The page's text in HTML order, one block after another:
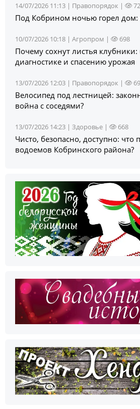
14/07/2026 11:13 | Правопорядок |
Под Кобрином ночью горел дом:
10/07/2026 10:18 | Агропром | 698
Почему сохнут листья
диагностике и спасению урожая
13/07/2026 12:03 | Правопорядок |
Велосипед под лестницей:
война с соседями?
13/07/2026 14:23 | Здоровье | 668
Чисто, безопасно, доступно: что
водоемов Кобринского района?